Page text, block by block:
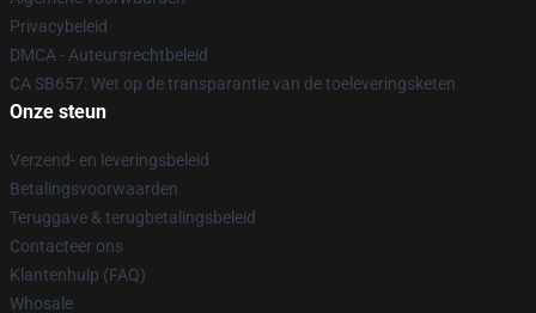
Privacybeleid
DMCA - Auteursrechtbeleid
CA SB657: Wet op de transparantie van de toeleveringsketen
Onze steun
Verzend- en leveringsbeleid
Betalingsvoorwaarden
Teruggave & terugbetalingsbeleid
Contacteer ons
Klantenhulp (FAQ)
Whosale